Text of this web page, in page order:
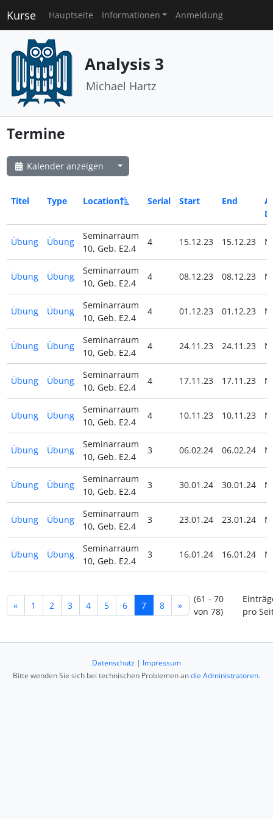
Kurse Hauptseite Informationen Anmeldung
Analysis 3
Michael Hartz
Termine
Kalender anzeigen
Titel Type Location Serial Start End
Übung Übung
Seminarraum
10, Geb. E2.4
4 15.12.23 15.12.23
Übung Übung
Seminarraum
10, Geb. E2.4
4 08.12.23 08.12.23
Übung Übung
Seminarraum
10, Geb. E2.4
4 01.12.23 01.12.23
Übung Übung
Seminarraum
10, Geb. E2.4
4 24.11.23 24.11.23
Übung Übung
Seminarraum
10, Geb. E2.4
4 17.11.23 17.11.23
Übung Übung
Seminarraum
10, Geb. E2.4
4 10.11.23 10.11.23
Übung Übung
Seminarraum
10, Geb. E2.4
3 06.02.24 06.02.24
Übung Übung
Seminarraum
10, Geb. E2.4
3 30.01.24 30.01.24
Übung Übung
Seminarraum
10, Geb. E2.4
3 23.01.24 23.01.24
Übung Übung
Seminarraum
10, Geb. E2.4
3 16.01.24 16.01.24
« 1 2 3 4 5 6 7 8 »
(61 - 70
von 78)
pro
Datenschutz | Impressum
Bitte wenden Sie sich bei technischen Problemen andie Administratoren.